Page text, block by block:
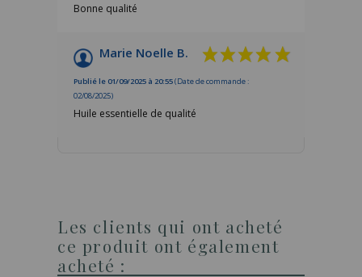
Bonne qualité
Marie Noelle B.
Publié le 01/09/2025 à 20:55(Date de commande :
02/08/2025)
Huile essentielle de qualité
Les clients qui ont acheté
ce produit ont également
acheté :